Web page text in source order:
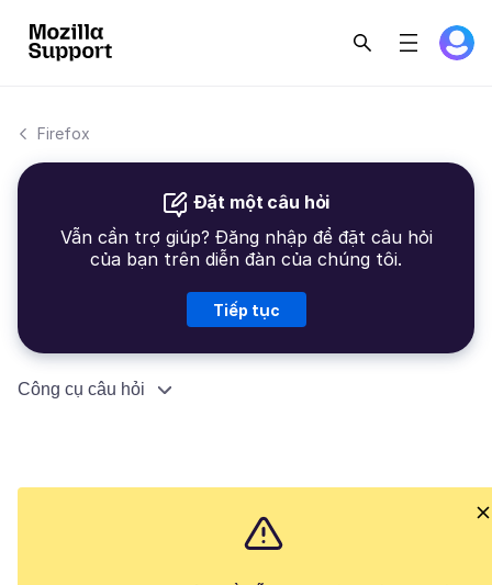
Firefox
Đặt một câu hỏi
Vẫn cần trợ giúp? Đăng nhập để đặt câu hỏi
của bạn trên diễn đàn của chúng tôi.
Tiếp tục
Công cụ câu hỏi